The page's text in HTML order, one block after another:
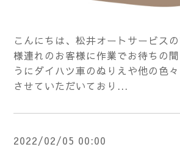
こんにちは、松井オートサービス
様連れのお客様に作業でお待ちの
うにダイハツ車のぬりえや他の色
させていただいており...
2022/02/05 00:00